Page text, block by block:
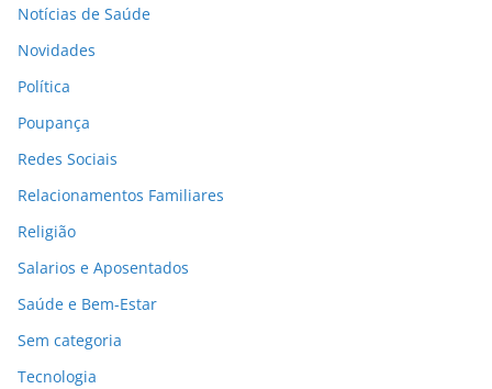
Notícias de Saúde
Novidades
Política
Poupança
Redes Sociais
Relacionamentos Familiares
Religião
Salarios e Aposentados
Saúde e Bem-Estar
Sem categoria
Tecnologia